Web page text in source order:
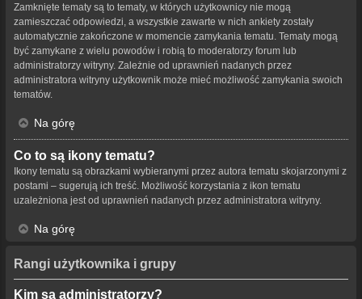
Zamknięte tematy są to tematy, w których użytkownicy nie mogą
zamieszczać odpowiedzi, a wszystkie zawarte w nich ankiety zostały
automatycznie zakończone w momencie zamykania tematu. Tematy mogą
być zamykane z wielu powodów i robią to moderatorzy forum lub
administratorzy witryny. Zależnie od uprawnień nadanych przez
administratora witryny użytkownik może mieć możliwość zamykania swoich
tematów.
Na górę
Co to są ikony tematu?
Ikony tematu są obrazkami wybieranymi przez autora tematu skojarzonymi z
postami – sugerują ich treść. Możliwość korzystania z ikon tematu
uzależniona jest od uprawnień nadanych przez administratora witryny.
Na górę
Rangi użytkownika i grupy
Kim są administratorzy?